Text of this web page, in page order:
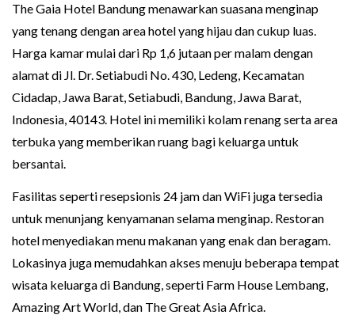
The Gaia Hotel Bandung menawarkan suasana menginap
yang tenang dengan area hotel yang hijau dan cukup luas.
Harga kamar mulai dari Rp 1,6 jutaan per malam dengan
alamat di Jl. Dr. Setiabudi No. 430, Ledeng, Kecamatan
Cidadap, Jawa Barat, Setiabudi, Bandung, Jawa Barat,
Indonesia, 40143. Hotel ini memiliki kolam renang serta area
terbuka yang memberikan ruang bagi keluarga untuk
bersantai.
Fasilitas seperti resepsionis 24 jam dan WiFi juga tersedia
untuk menunjang kenyamanan selama menginap. Restoran
hotel menyediakan menu makanan yang enak dan beragam.
Lokasinya juga memudahkan akses menuju beberapa tempat
wisata keluarga di Bandung, seperti Farm House Lembang,
Amazing Art World, dan The Great Asia Africa.